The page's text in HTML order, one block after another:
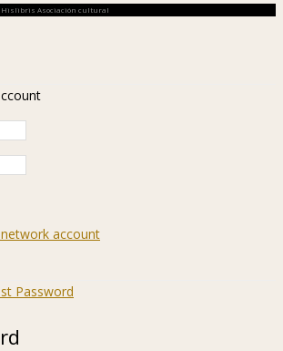
Hislibris Asociación cultural
account
Password